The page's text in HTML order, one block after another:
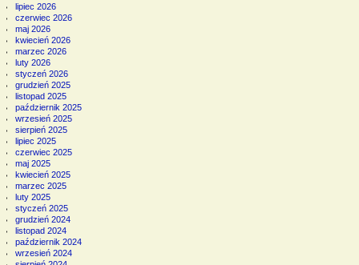
lipiec 2026
czerwiec 2026
maj 2026
kwiecień 2026
marzec 2026
luty 2026
styczeń 2026
grudzień 2025
listopad 2025
październik 2025
wrzesień 2025
sierpień 2025
lipiec 2025
czerwiec 2025
maj 2025
kwiecień 2025
marzec 2025
luty 2025
styczeń 2025
grudzień 2024
listopad 2024
październik 2024
wrzesień 2024